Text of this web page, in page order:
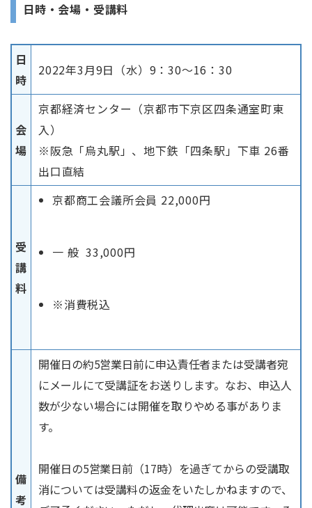
日時・会場・受講料
日
時
2022年3月9日（水）9：30〜16：30
会
場
京都経済センター（京都市下京区四条通室町東
入）
※阪急「烏丸駅」、地下鉄「四条駅」下車 26番
出口直結
受
講
料
京都商工会議所会員 22,000円
一 般 33,000円
※消費税込
備
考
開催日の約5営業日前に申込責任者または受講者宛
にメールにて受講証をお送りします。なお、申込人
数が少ない場合には開催を取りやめる事がありま
す。
開催日の5営業日前（17時）を過ぎてからの受講取
消については受講料の返金をいたしかねますので、